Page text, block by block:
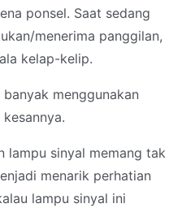
ponsel. Saat sedang
menerima panggilan,
kelap-kelip.
menggunakan
lampu sinyal memang tak
menarik perhatian
lampu sinyal ini